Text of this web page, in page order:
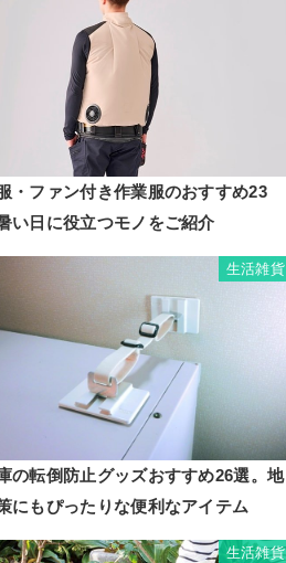
・ファン付き作業服のおすすめ23
い日に役立つモノをご紹介
生活雑貨
の転倒防止グッズおすすめ26選。地
にもぴったりな便利なアイテム
生活雑貨